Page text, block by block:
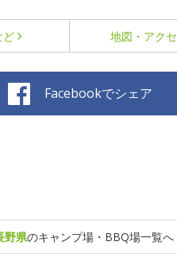
ど 地図・アク
Facebookでシェア
野県のキャンプ場・BBQ場一覧へ